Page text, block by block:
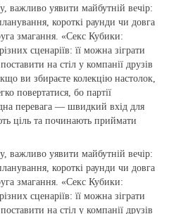
важливо уявити майбутній вечір:
короткі раунди чи довга
змагання. «Секс Кубики:
сценаріїв: її можна зіграти
на стіл у компанії друзів
ви збираєте колекцію настолок,
повертатися, бо партії
перевага — швидкий вхід для
ціль та починають приймати
важливо уявити майбутній вечір:
короткі раунди чи довга
змагання. «Секс Кубики:
сценаріїв: її можна зіграти
на стіл у компанії друзів